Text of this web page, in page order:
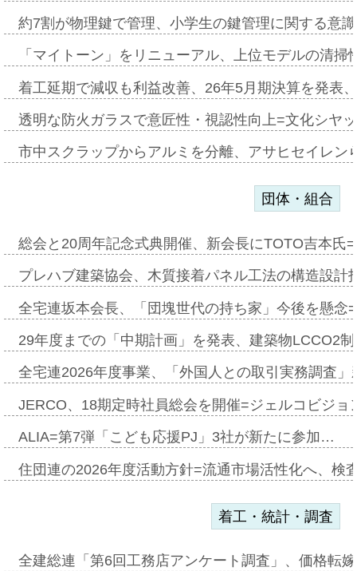
約7割が物理鍵で管理、小学生の鍵管理に関する意
「マイトーン」をリニューアル、上位モデルの清
着工延期で減収も利益改善、26年5月期決算を発表
透明な防火ガラスで意匠性・視認性向上=文化シヤ
市中スクラップからアルミを分離、アサヒセイレ
団体・組合
総会と20周年記念式典開催、新会長にTOTO吉本氏
プレハブ建築協会、木質接着パネル工法の構造設
全宅連坂本会長、「団塊世代の持ち家」今後を懸
29年度までの「中期計画」を発表、建築物LCCO2
全宅連2026年度事業、「外国人との取引実務調査
JERCO、18期定時社員総会を開催=ジェルコビジ
ALIA=第7弾「こども応援PJ」3社が新たに参加…
住団連の2026年度活動方針=流通市場活性化へ、検
着工・統計・調査
全建総連「第6回工務店アンケート調査」、価格転